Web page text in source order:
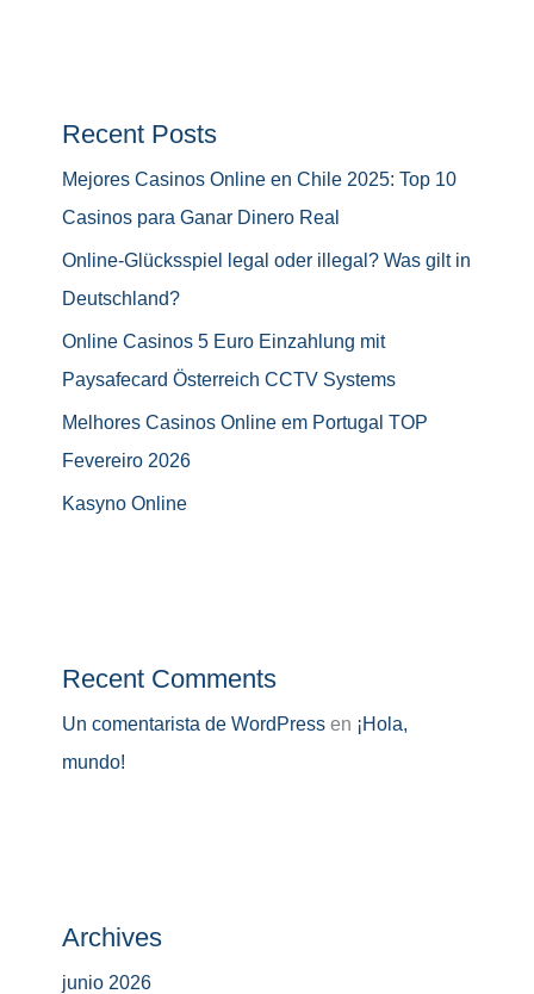
Recent Posts
Mejores Casinos Online en Chile 2025: Top 10
Casinos para Ganar Dinero Real
Online-Glücksspiel legal oder illegal? Was gilt in
Deutschland?
Online Casinos 5 Euro Einzahlung mit
Paysafecard Österreich CCTV Systems
Melhores Casinos Online em Portugal TOP
Fevereiro 2026
Kasyno Online
Recent Comments
Un comentarista de WordPress en ¡Hola,
mundo!
Archives
junio 2026